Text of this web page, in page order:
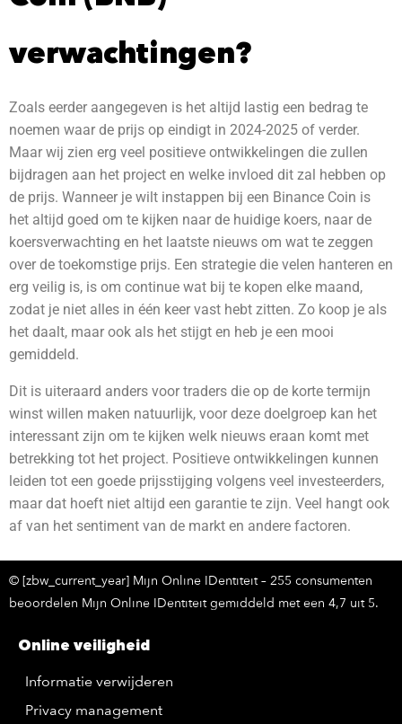
verwachtingen?
Zoals eerder aangegeven is het altijd lastig een bedrag te
noemen waar de prijs op eindigt in 2024-2025 of verder.
Maar wij zien erg veel positieve ontwikkelingen die zullen
bijdragen aan het project en welke invloed dit zal hebben op
de prijs. Wanneer je wilt instappen bij een Binance Coin is
het altijd goed om te kijken naar de huidige koers, naar de
koersverwachting en het laatste nieuws om wat te zeggen
over de toekomstige prijs. Een strategie die velen hanteren en
erg veilig is, is om continue wat bij te kopen elke maand,
zodat je niet alles in één keer vast hebt zitten. Zo koop je als
het daalt, maar ook als het stijgt en heb je een mooi
gemiddeld.
Dit is uiteraard anders voor traders die op de korte termijn
winst willen maken natuurlijk, voor deze doelgroep kan het
interessant zijn om te kijken welk nieuws eraan komt met
betrekking tot het project. Positieve ontwikkelingen kunnen
leiden tot een goede prijsstijging volgens veel investeerders,
maar dat hoeft niet altijd een garantie te zijn. Veel hangt ook
af van het sentiment van de markt en andere factoren.
© [zbw_current_year] Mijn Online IDentiteit – 255 consumenten
beoordelen Mijn Online IDentiteit gemiddeld met een 4,7 uit 5.
Online veiligheid
Informatie verwijderen
Privacy management